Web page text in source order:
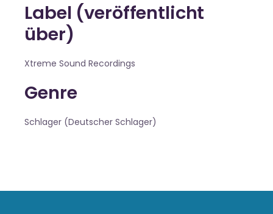
Label (veröffentlicht
über)
Xtreme Sound Recordings
Genre
Schlager (Deutscher Schlager)